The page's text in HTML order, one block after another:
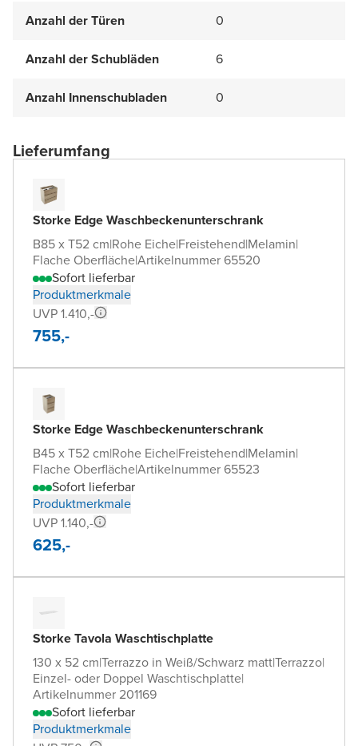
Anzahl der Türen 0
Anzahl der Schubläden 6
Anzahl Innenschubladen 0
Lieferumfang
Storke Edge Waschbeckenunterschrank
B85 x T52 cm|Rohe Eiche|Freistehend|Melamin|
Flache Oberfläche|Artikelnummer 65520
Sofort lieferbar
Produktmerkmale
UVP 1.410,-
755,-
Storke Edge Waschbeckenunterschrank
B45 x T52 cm|Rohe Eiche|Freistehend|Melamin|
Flache Oberfläche|Artikelnummer 65523
Sofort lieferbar
Produktmerkmale
UVP 1.140,-
625,-
Storke Tavola Waschtischplatte
130 x 52 cm|Terrazzo in Weiß/Schwarz matt|Terrazzo|
Einzel- oder Doppel Waschtischplatte|
Artikelnummer 201169
Sofort lieferbar
Produktmerkmale